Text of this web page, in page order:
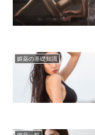
媚薬の基礎知識